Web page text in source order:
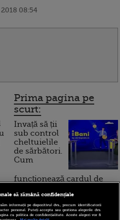
2018 08:54
Prima pagina pe
scurt:
Invață să ții
sub control
cheltuielile
de sărbători.
Cum
funcționează cardul de
Incont , site-ul Știrile Pro
să rămână confidențiale
informații pe dispozitivul dvs., precum identificatorii
personal. Puteți accepta sau gestiona alegerile dvs.
cu politica de confidențialitate. Aceste alegeri vor fi